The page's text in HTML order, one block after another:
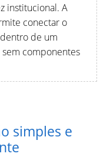
institucional. A
conectar o
de um
componentes
simples e